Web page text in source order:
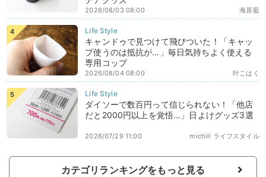
海原藍
2026/08/03 08:00
キャンドゥで見つけて飛びついた！「キャッ
プ使うのは抵抗が…」毎日気持ちよく使える
専用コップ
叶こはく
2026/08/04 08:00
ダイソーで数百円って信じられない！「他店
だと2000円以上を覚悟…」日よけグッズ3選
michill ライフスタイル
2026/07/29 11:00
カテゴリランキングをもっと見る